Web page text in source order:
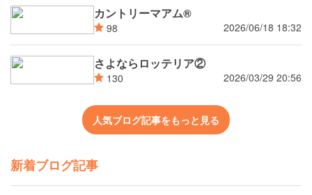
カントリーマアム®
98 2026/06/18 18:32
さよならロッテリア②
130 2026/03/29 20:56
人気ブログ記事をもっと見る
新着ブログ記事